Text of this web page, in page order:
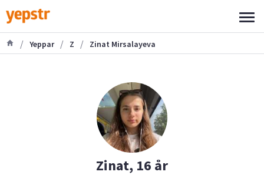
/ Yeppar / Z / Zinat Mirsalayeva
Zinat, 16 år